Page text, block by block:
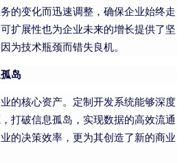
的变化而迅速调整，确保企业始终走
扩展性也为企业未来的增长提供了坚
为技术瓶颈而错失良机。
岛
的核心资产。定制开发系统能够深度
打破信息孤岛，实现数据的高效流通
的决策效率，更为其创造了新的商业